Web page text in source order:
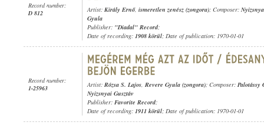
Record number:
D 812
Artist: Király Ernő, ismeretlen zenész (zongora); Composer:
Gyula
Publisher: "Diadal" Record;
Date of recording: 1908 körül; Date of publication: 1970-01-01
Record number:
1-25963
Artist: Rózsa S. Lajos, Revere Gyula (zongora); Composer: Palotássy
Nyizsnyai Gusztáv
Publisher: Favorite Record;
Date of recording: 1911 körül; Date of publication: 1970-01-01